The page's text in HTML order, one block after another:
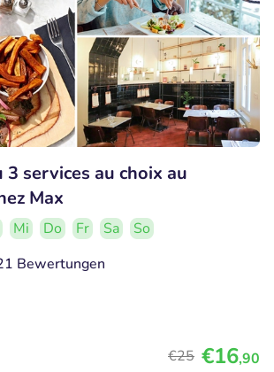
3 services au choix au
Max
Mi Do Fr Sa
So
Bewertungen
€25 €16,90